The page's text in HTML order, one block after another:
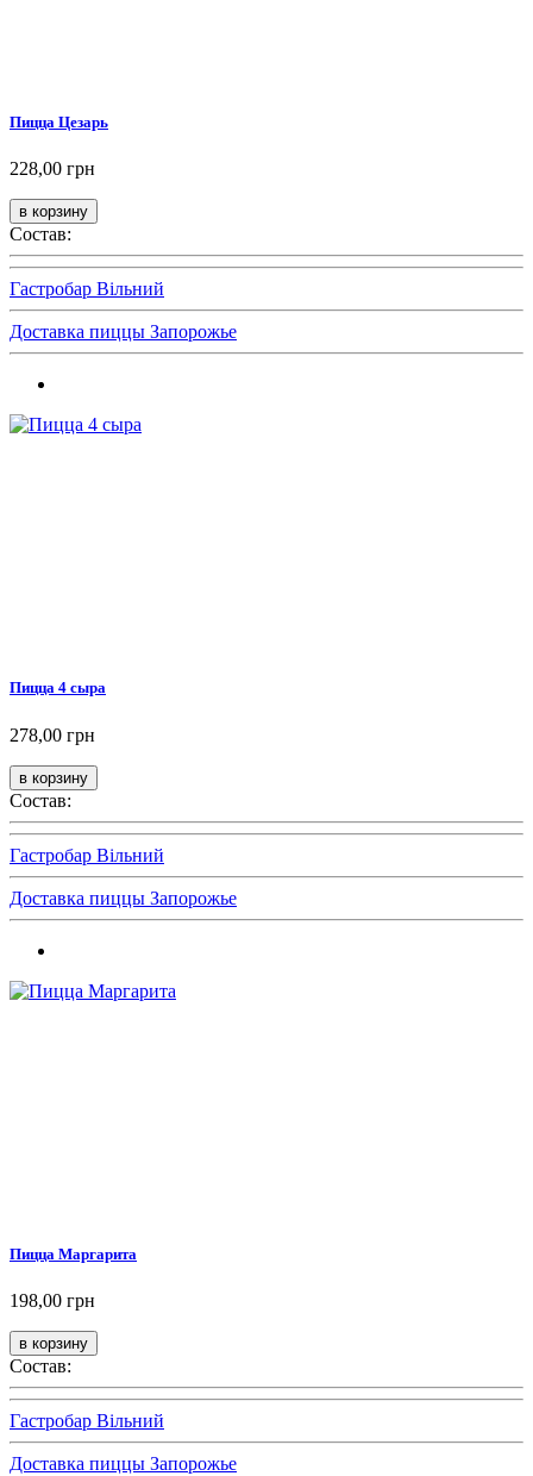
Пицца Цезарь
228,00 грн
Состав:
Гастробар Вільний
Доставка пиццы Запорожье
Пицца 4 сыра
278,00 грн
Состав:
Гастробар Вільний
Доставка пиццы Запорожье
Пицца Маргарита
198,00 грн
Состав:
Гастробар Вільний
Доставка пиццы Запорожье